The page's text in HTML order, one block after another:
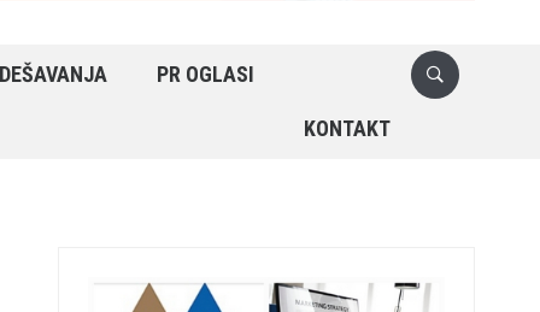
PR OGLASI
KONTAKT